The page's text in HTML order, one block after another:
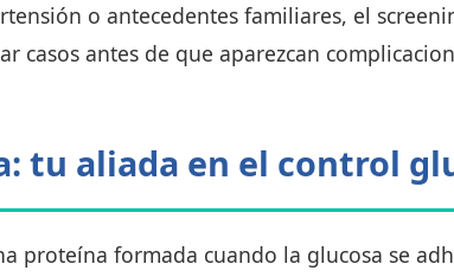
o antecedentes familiares, el
casos antes de que aparezcan
tu aliada en el control
proteína formada cuando la glucosa se